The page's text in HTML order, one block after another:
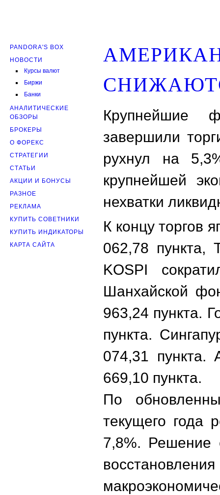
PANDORA'S BOX
НОВОСТИ
Курсы валют
Биржи
Банки
АНАЛИТИЧЕСКИЕ
ОБЗОРЫ
БРОКЕРЫ
О ФОРЕКС
СТРАТЕГИИ
СТАТЬИ
АКЦИИ И БОНУСЫ
РАЗНОЕ
РЕКЛАМА
КУПИТЬ СОВЕТНИКИ
КУПИТЬ ИНДИКАТОРЫ
КАРТА САЙТА
Крупнейшие
завершили
рухнул на
крупнейшей
нехватки
К концу торгов
062,78 пункта,
KOSPI
Шанхайской
963,24 пункта.
пункта.
074,31 пункта.
669,10 пункта.
По
текущего года
7,8%. Решение